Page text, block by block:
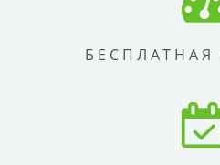
БЕСПЛАТНАЯ